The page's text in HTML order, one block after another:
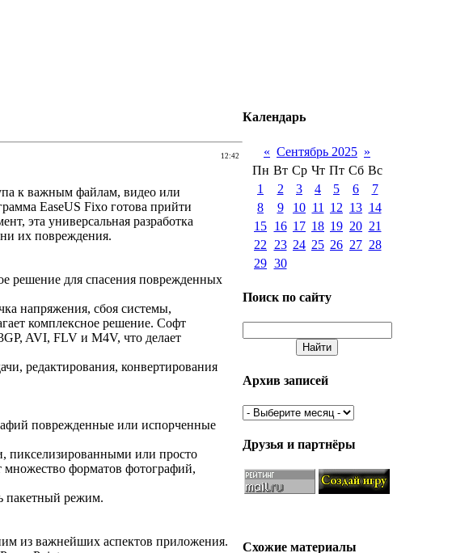
12:42
к важным файлам, видео или
EaseUS Fixo готова прийти
эта универсальная разработка
их повреждения.
решение для спасения поврежденных
напряжения, сбоя системы,
комплексное решение. Софт
AVI, FLV и M4V, что делает
редактирования, конвертирования
поврежденные или испорченные
или просто
форматов фотографий,
пакетный режим.
из важнейших аспектов приложения.
Календарь
« Сентябрь 2025 »
Пн Вт Ср Чт Пт Сб Вс
1
2 3 4 5 6
7
8
9 10 11 12 13 14
15 16 17 18 19 20 21
22
23 24 25 26 27 28
29 30
Поиск по сайту
Архив записей
Друзья и партнёры
Схожие материалы